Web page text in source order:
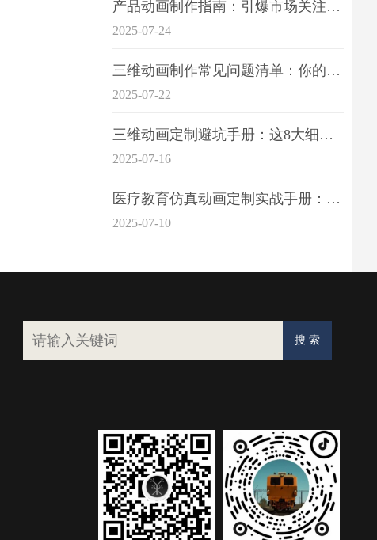
产品动画制作指南：引爆市场关注的视觉引擎
2025-07-24
三维动画制作常见问题清单：你的项目是否踩中这6大技术雷区？
2025-07-22
三维动画定制避坑手册：这8大细节重点关注
2025-07-16
医疗教育仿真动画定制实战手册：击破传统医学教育7大痛点
2025-07-10